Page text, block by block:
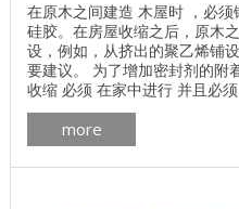
在原木之间建造 木屋时 ，必
硅胶。在房屋收缩之后，原木
设，例如，从挤出的聚乙烯铺
要建议。 为了增加密封剂的附
收缩 必须 在家中进行 并且必
剂，这可能会对密封接头和裂
议在应用之前在小区域上测试
带有密封剂的容器插入安装枪
more